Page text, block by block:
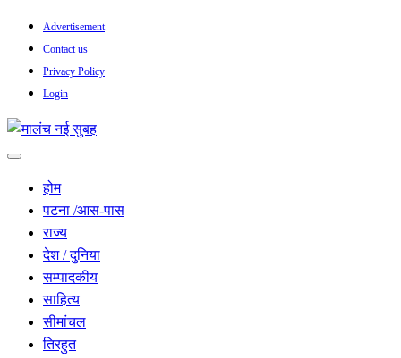
Skip
content
Advertisement
Contact us
Privacy Policy
Login
मालंच नई सुबह
होम
पटना /आस-पास
राज्य
देश / दुनिया
सम्पादकीय
साहित्य
सीमांचल
तिरहुत